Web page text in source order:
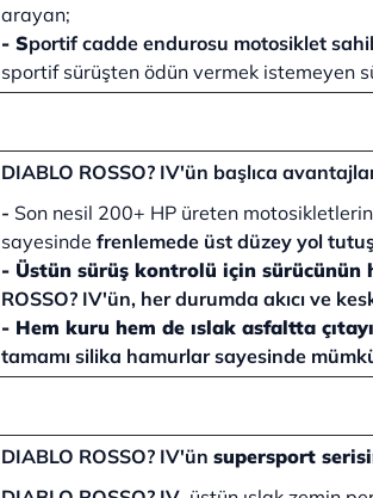
arayan;
- Sportif cadde endurosu motosiklet
sportif sürüşten ödün vermek istemeyen
DIABLO ROSSO? IV'ün başlıca
- Son nesil 200+ HP üreten
sayesinde frenlemede üst düzey yol
- Üstün sürüş kontrolü için sürücünün
ROSSO? IV'ün, her durumda akıcı ve
- Hem kuru hem de ıslak asfaltta
tamamı silika hamurlar sayesinde
DIABLO ROSSO? IV'ün supersport